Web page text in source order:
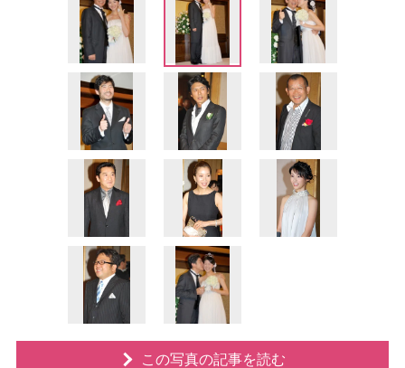
この写真の記事を読む